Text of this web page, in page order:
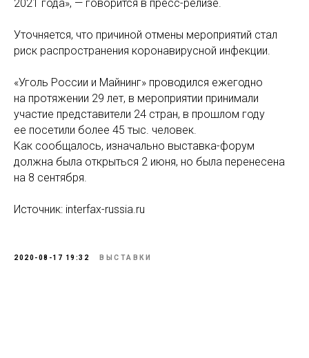
2021 года», — говорится в пресс-релизе.
Уточняется, что причиной отмены мероприятий стал
риск распространения коронавирусной инфекции.
«Уголь России и Майнинг» проводился ежегодно
на протяжении 29 лет, в мероприятии принимали
участие представители 24 стран, в прошлом году
ее посетили более 45 тыс. человек.
Как сообщалось, изначально выставка-форум
должна была открыться 2 июня, но была перенесена
на 8 сентября.
Источник: interfax-russia.ru
2020-08-17 19:32 ВЫСТАВКИ